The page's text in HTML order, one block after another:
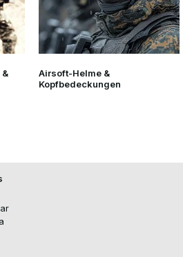
Nein
Optional
Airsoft-Helme &
Kopfbedeckungen